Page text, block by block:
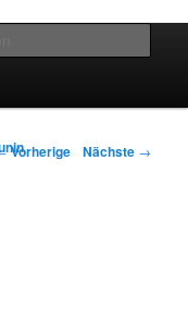
Vorherige Nächste →